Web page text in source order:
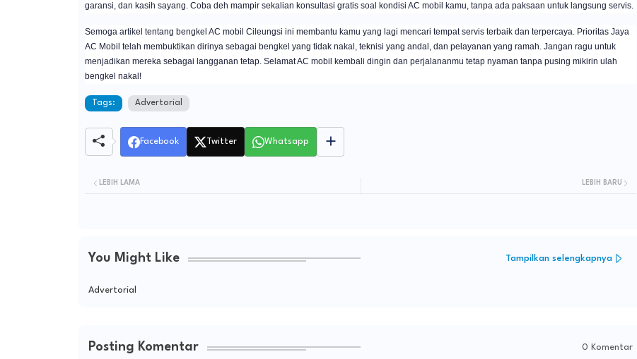
garansi, dan kasih sayang. Coba deh mampir sekalian konsultasi gratis soal kondisi AC mobil kamu, tanpa ada paksaan untuk langsung servis.
Semoga artikel tentang bengkel AC mobil Cileungsi ini membantu kamu yang lagi mencari tempat servis terbaik dan terpercaya. Prioritas Jaya
AC Mobil telah membuktikan dirinya sebagai bengkel yang tidak nakal, teknisi yang andal, dan pelayanan yang ramah. Jangan ragu untuk
menjadikan mereka sebagai langganan tetap. Selamat AC mobil kembali dingin dan perjalananmu tetap nyaman tanpa pusing mikirin ulah
bengkel nakal!
Tags: Advertorial
Facebook Twitter Whatsapp
LEBIH BARU
LEBIH LAMA
You Might Like Tampilkan selengkapnya
Advertorial
Posting Komentar 0 Komentar